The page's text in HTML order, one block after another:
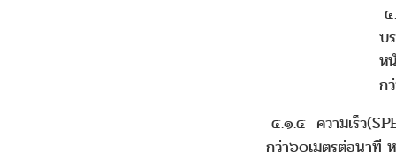
บ
ห
ก
๔.๑.๔ ความเร็ว
กว่า๖๐เมตรต่อนาที